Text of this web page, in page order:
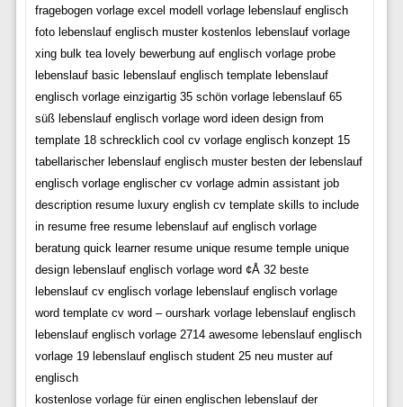
fragebogen vorlage excel modell vorlage lebenslauf englisch
foto lebenslauf englisch muster kostenlos lebenslauf vorlage
xing bulk tea lovely bewerbung auf englisch vorlage probe
lebenslauf basic lebenslauf englisch template lebenslauf
englisch vorlage einzigartig 35 schön vorlage lebenslauf 65
süß lebenslauf englisch vorlage word ideen design from
template 18 schrecklich cool cv vorlage englisch konzept 15
tabellarischer lebenslauf englisch muster besten der lebenslauf
englisch vorlage englischer cv vorlage admin assistant job
description resume luxury english cv template skills to include
in resume free resume lebenslauf auf englisch vorlage
beratung quick learner resume unique resume temple unique
design lebenslauf englisch vorlage word ¢Å 32 beste
lebenslauf cv englisch vorlage lebenslauf englisch vorlage
word template cv word – ourshark vorlage lebenslauf englisch
lebenslauf englisch vorlage 2714 awesome lebenslauf englisch
vorlage 19 lebenslauf englisch student 25 neu muster auf
englisch
kostenlose vorlage für einen englischen lebenslauf der